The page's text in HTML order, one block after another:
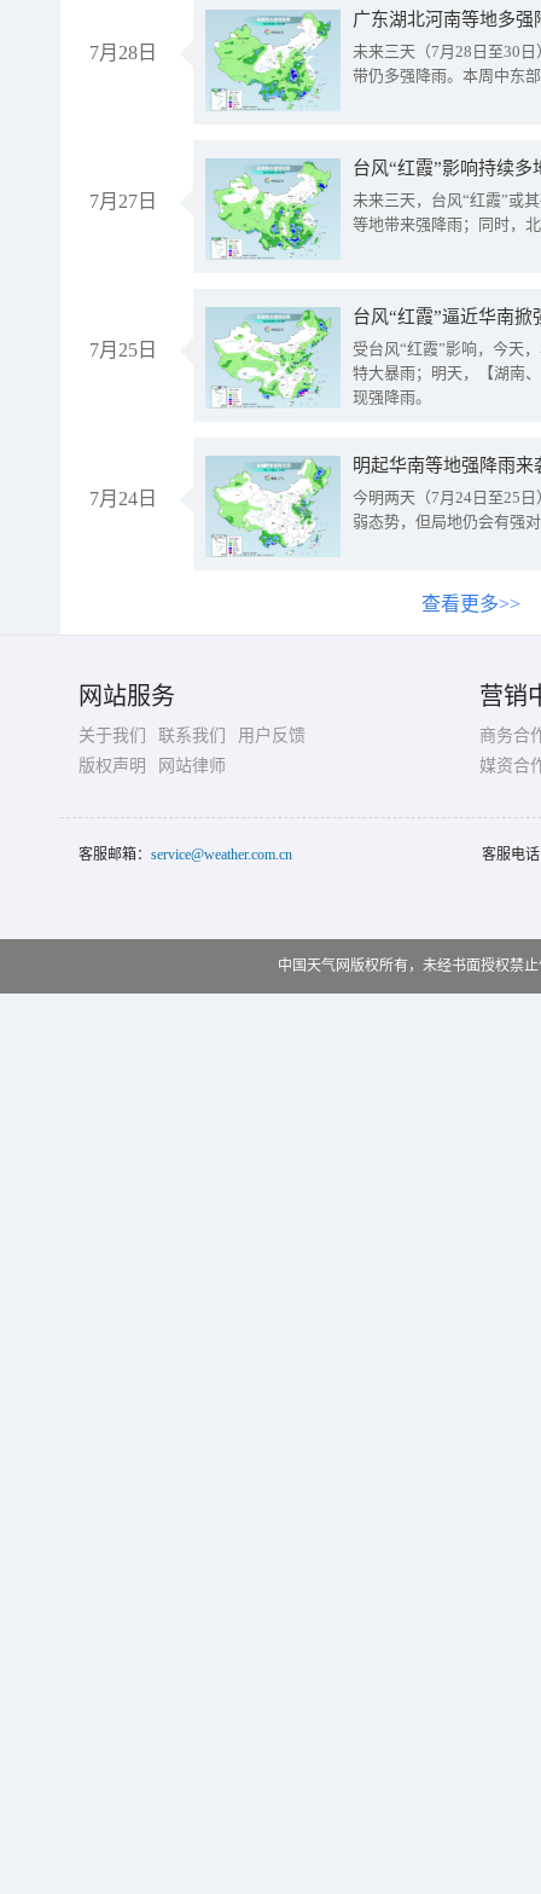
7月28日
广东湖北河南等地多
未来三天（7月28日至30
带仍多强降雨。本周中东
7月27日
台风“红霞”影响持续
未来三天，台风“红霞”或
等地带来强降雨；同时，
7月25日
台风“红霞”逼近华南
受台风“红霞”影响，今天
特大暴雨；明天，【湖南
现强降雨。
7月24日
明起华南等地强降雨
今明两天（7月24日至25
弱态势，但局地仍会有强
查看更多>>
网站服务
关于我们 联系我们
用户反馈
版权声明
网站律师
营销
商务合
媒资合
客服邮箱： service@weather.com.cn 客服电
中国天气网版权所有，未经书面授权